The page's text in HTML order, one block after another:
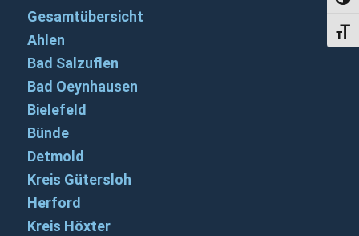
Gesamtübersicht
Ahlen
Bad Salzuflen
Bad Oeynhausen
Bielefeld
Bünde
Detmold
Kreis Gütersloh
Herford
Kreis Höxter